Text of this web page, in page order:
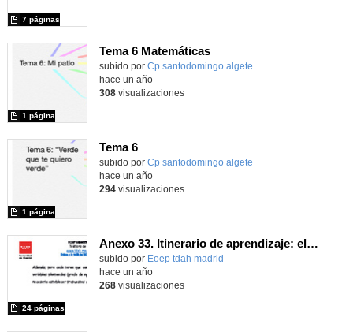
7 páginas
Tema 6 Matemáticas
Contenido educativo.
subido por Cp santodomingo algete
1 página
hace un año
308visualizaciones
Tema 6
Contenido educativo.
subido por Cp santodomingo algete
1 página
hace un año
294visualizaciones
Anexo 33. Itinerario de aprendizaje: el volumen (6º EP)
Contenido educativo.
subido por Eoep tdah madrid
24 páginas
hace un año
268visualizaciones